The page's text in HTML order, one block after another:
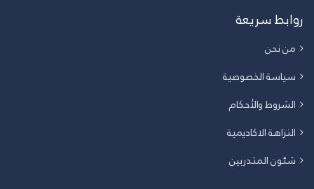
روابط سريعة
من نحن
سياسة الخصوصية
الشروط والأحكام
النزاهة الاكاديمية
شئون المتدربين